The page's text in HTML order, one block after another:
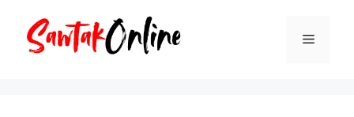
Menu